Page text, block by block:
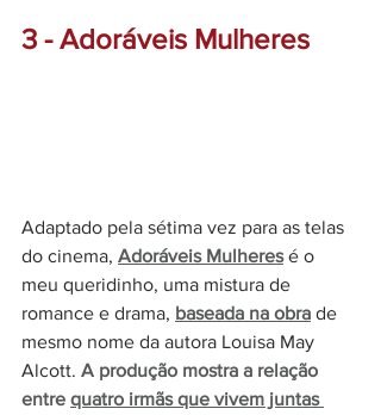
3 - Adoráveis Mulheres
Adaptado pela sétima vez para as telas
do cinema, Adoráveis Mulheres é o
meu queridinho, uma mistura de
romance e drama, baseada na obra de
mesmo nome da autora Louisa May
Alcott. A produção mostra a relação
entre quatro irmãs que vivem juntas